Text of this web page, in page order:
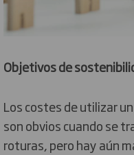
Objetivos de
Los costes de utilizar
son obvios cuando se
roturas, pero hay aún